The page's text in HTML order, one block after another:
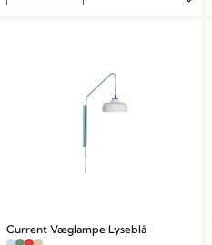
Current Væglampe Lyseblå